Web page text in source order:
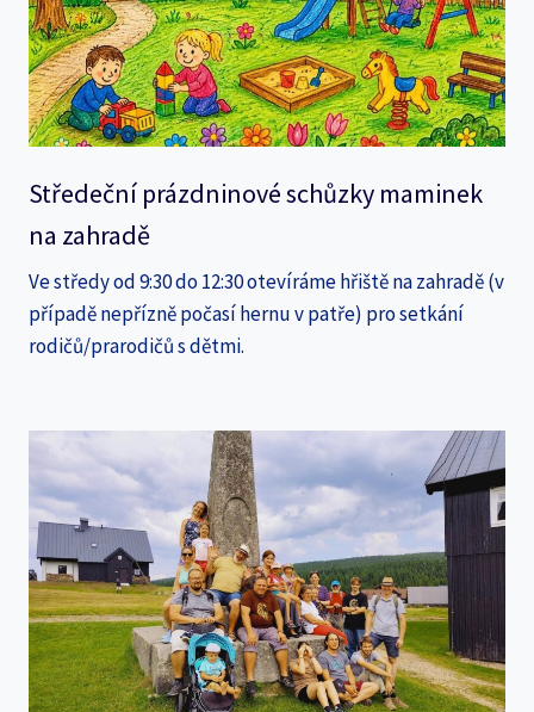
Středeční prázdninové schůzky maminek
na zahradě
Ve středy od 9:30 do 12:30 otevíráme hřiště na zahradě (v
případě nepřízně počasí hernu v patře) pro setkání
rodičů/prarodičů s dětmi.